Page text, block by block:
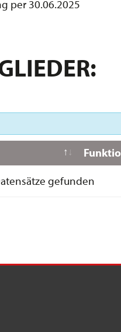
per 30.06.2025
gefunden